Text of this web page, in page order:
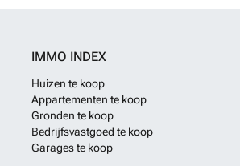
IMMO INDEX
Huizen te koop
Appartementen te koop
Gronden te koop
Bedrijfsvastgoed te koop
Garages te koop